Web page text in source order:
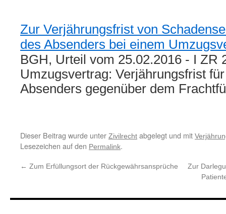
Zur Verjährungsfrist von
des Absenders bei einem
BGH, Urteil vom 25.02.2016 - I ZR
Umzugsvertrag: Verjährungsfrist
Absenders gegenüber dem
Dieser Beitrag wurde unter Zivilrecht abgelegt und mit
Lesezeichen auf den Permalink.
← Zum Erfüllungsort der Rückgewährsansprüche
Zur